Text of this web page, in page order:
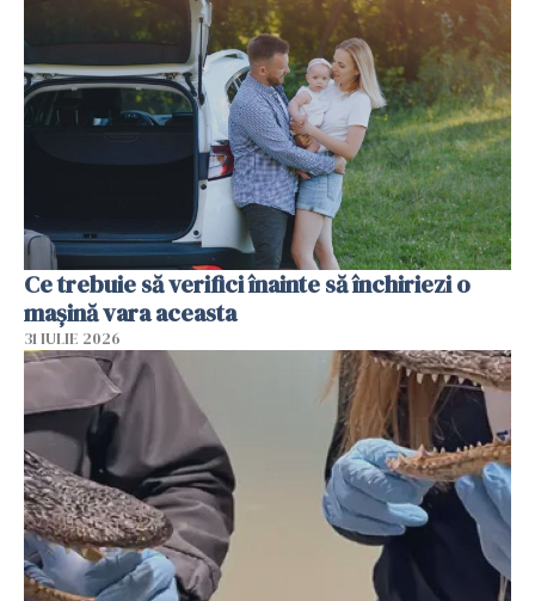
Ce trebuie să verifici înainte să închiriezi o
mașină vara aceasta
31 IULIE 2026